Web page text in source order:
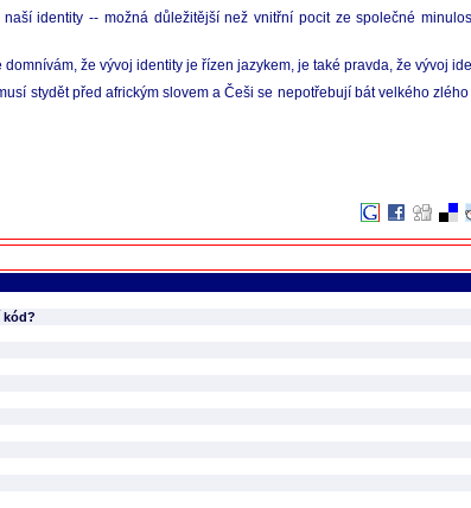
identity -- možná důležitější než vnitřní pocit ze společné
že vývoj identity je řízen jazykem, je také pravda, že vývoj
stydět před africkým slovem a Češi se nepotřebují bát velkého
kód?